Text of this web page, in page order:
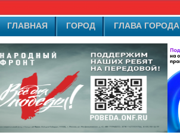
ГЛАВНАЯ ГОРОД ГЛАВА ГОРОДА